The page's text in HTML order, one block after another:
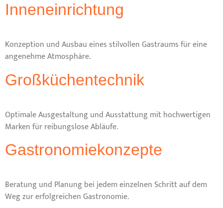
Inneneinrichtung
Konzeption und Ausbau eines stilvollen Gastraums für eine
angenehme Atmosphäre.
Großküchentechnik
Optimale Ausgestaltung und Ausstattung mit hochwertigen
Marken für reibungslose Abläufe.
Gastronomiekonzepte
Beratung und Planung bei jedem einzelnen Schritt auf dem
Weg zur erfolgreichen Gastronomie.